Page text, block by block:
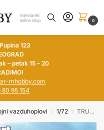
0
123
– petak 15 – 20
mhobby.com
80 95 154
vazduhoplovi / 1/72 / TRUMPETER 1/72 Convair F-106A Delta Dart